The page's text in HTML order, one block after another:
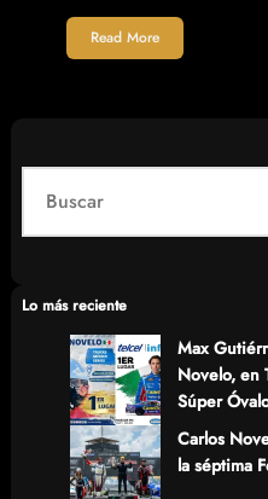
Read More
a
cLo más reciente
Max
Novelo, en
Súper
Carlos
la séptima